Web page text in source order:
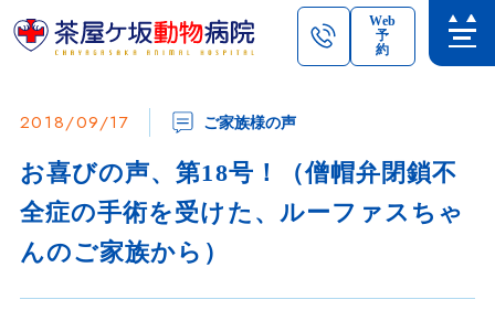
Web
予
約
2018/09/17 ご家族様の声
お喜びの声、第18号！（僧帽弁閉鎖不
全症の手術を受けた、ルーファスちゃ
んのご家族から）